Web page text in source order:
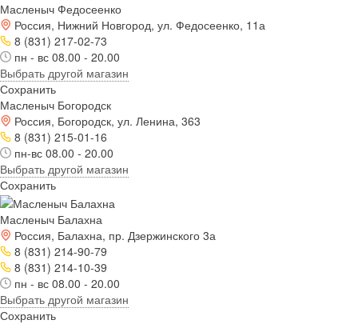
Масленыч Федосеенко
Россия, Нижний Новгород, ул. Федосеенко, 11а
8 (831) 217-02-73
пн - вс 08.00 - 20.00
Выбрать другой магазин
Сохранить
Масленыч Богородск
Россия, Богородск, ул. Ленина, 363
8 (831) 215-01-16
пн-вс 08.00 - 20.00
Выбрать другой магазин
Сохранить
Масленыч Балахна
Россия, Балахна, пр. Дзержинского 3а
8 (831) 214-90-79
8 (831) 214-10-39
пн - вс 08.00 - 20.00
Выбрать другой магазин
Сохранить